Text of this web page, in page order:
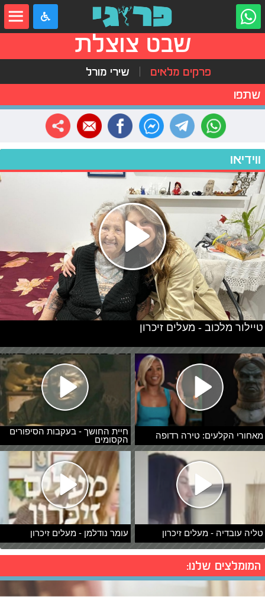
שבט צוצלת
פרקים מלאים שירי מורל
שתפו
ווידיאו
מאחורי הקלעים: טירה רדופה
חיית החושך - בעקבות הסיפורים
הקסומים
טליה עובדיה - מעלים זיכרון עומר נודלמן - מעלים זיכרון
טיילור מלכוב - מעלים זיכרון
המומלצים שלנו: